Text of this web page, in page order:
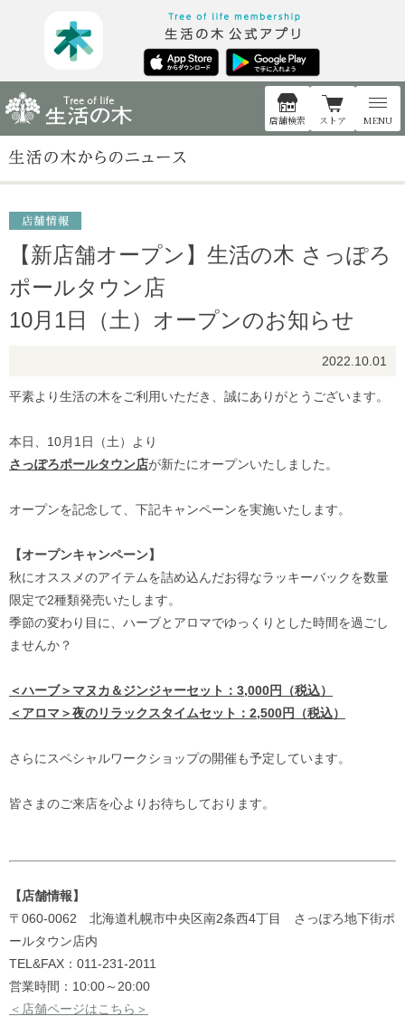
店舗検索 ストア MENU
【新店舗オープン】生活の木 さっぽろ
ポールタウン店
10月1日（土）オープンのお知らせ
2022.10.01
平素より生活の木をご利用いただき、誠にありがとうございます。
本日、10月1日（土）より
さっぽろポールタウン店が新たにオープンいたしました。
オープンを記念して、下記キャンペーンを実施いたします。
【オープンキャンペーン】
秋にオススメのアイテムを詰め込んだお得なラッキーバックを数量
限定で2種類発売いたします。
季節の変わり目に、ハーブとアロマでゆっくりとした時間を過ごし
ませんか？
＜ハーブ＞マヌカ＆ジンジャーセット：3,000円（税込）
＜アロマ＞夜のリラックスタイムセット：2,500円（税込）
さらにスペシャルワークショップの開催も予定しています。
皆さまのご来店を心よりお待ちしております。
【店舗情報】
〒060-0062 北海道札幌市中央区南2条西4丁目
さっぽろ地下街ポ
ールタウン店内
TEL&FAX： 011-231-2011
営業時間：10:00～20:00
＜店舗ページはこちら＞